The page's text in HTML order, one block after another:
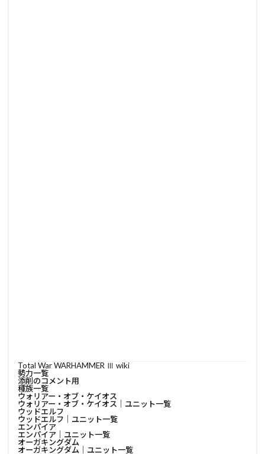
Total War WARHAMMER Ⅲ wiki
勢力一覧
添削のコメント用
種族一覧
ウォリアー・オブ・ケイオス
ウォリアー・オブ・ケイオス│ユニット一覧
ウッドエルフ
ウッドエルフ│ユニット一覧
エンパイア
エンパイア│ユニット一覧
オーガキングダム
オーガキングダム│ユニット一覧